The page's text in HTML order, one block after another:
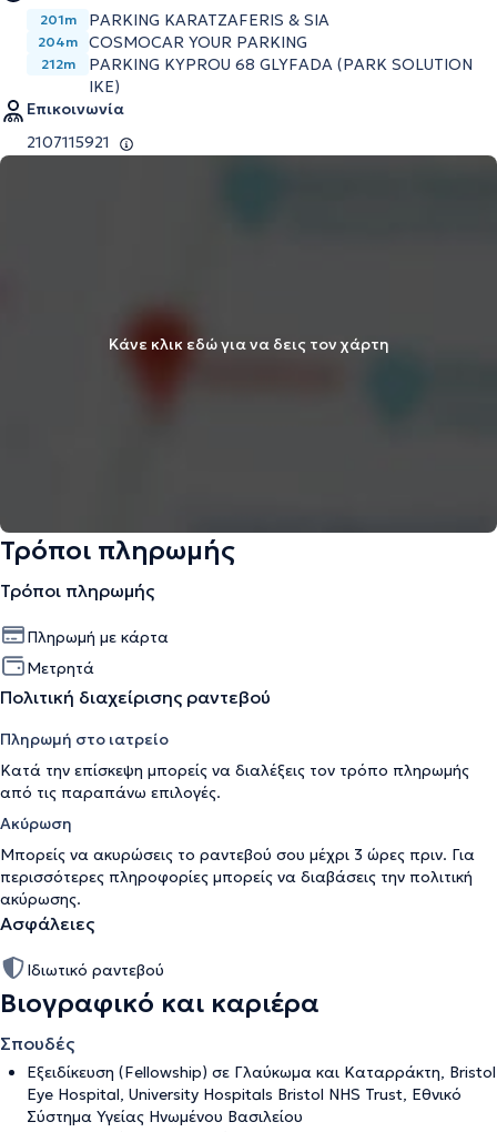
201m PARKING KARATZAFERIS & SIA
204m COSMOCAR YOUR PARKING
212m
PARKING KYPROU 68 GLYFADA (PARK SOLUTION
IKE)
Επικοινωνία
2107115921
Κάνε κλικ εδώ για να δεις τον χάρτη
Τρόποι πληρωμής
Τρόποι πληρωμής
Πληρωμή με κάρτα
Μετρητά
Πολιτική διαχείρισης ραντεβού
Πληρωμή στο ιατρείο
Κατά την επίσκεψη μπορείς να διαλέξεις τον τρόπο πληρωμής
από τις παραπάνω επιλογές.
Ακύρωση
Μπορείς να ακυρώσεις το ραντεβού σου μέχρι 3 ώρες πριν. Για
περισσότερες πληροφορίες μπορείς να διαβάσεις την πολιτική
ακύρωσης.
Ασφάλειες
Ιδιωτικό ραντεβού
Βιογραφικό και καριέρα
Σπουδές
Εξειδίκευση (Fellowship) σε Γλαύκωμα και Καταρράκτη, Bristol
Eye Hospital, University Hospitals Bristol NHS Trust, Εθνικό
Σύστημα Υγείας Ηνωμένου Βασιλείου